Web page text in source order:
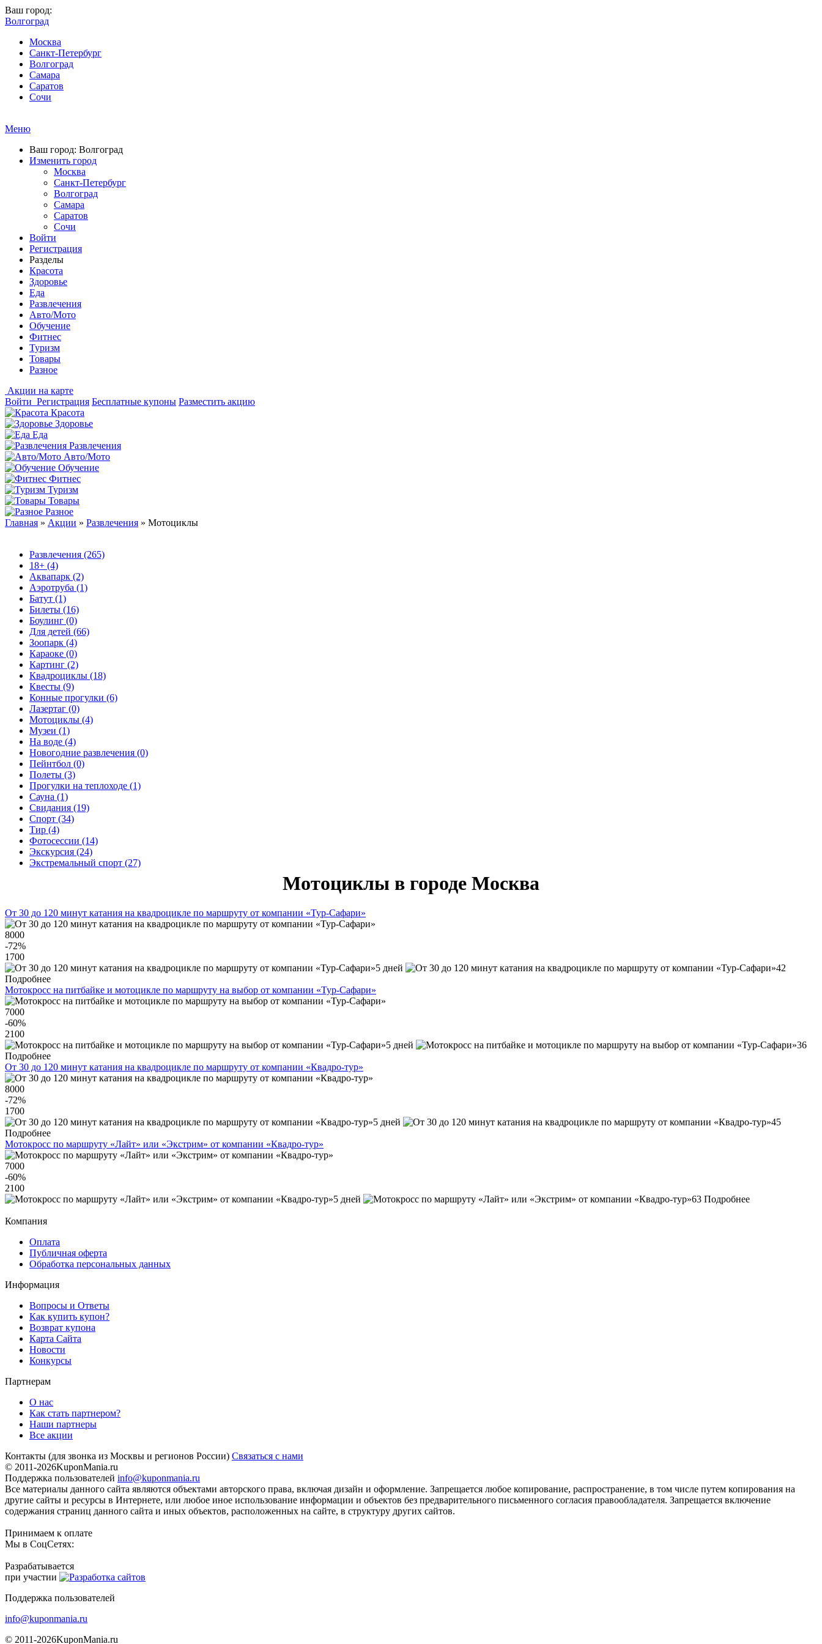
Ваш город:
Волгоград
Москва
Санкт-Петербург
Волгоград
Самара
Саратов
Сочи
Меню
Ваш город: Волгоград
Изменить город
Москва
Санкт-Петербург
Волгоград
Самара
Саратов
Сочи
Войти
Регистрация
Разделы
Красота
Здоровье
Еда
Развлечения
Авто/Мото
Обучение
Фитнес
Туризм
Товары
Разное
Акции на карте
Войти Регистрация Бесплатные купоны Разместить акцию
Красота
Здоровье
Еда
Развлечения
Авто/Мото
Обучение
Фитнес
Туризм
Товары
Разное
Главная » Акции » Развлечения » Мотоциклы
Развлечения (265)
18+ (4)
Аквапарк (2)
Аэротруба (1)
Батут (1)
Билеты (16)
Боулинг (0)
Для детей (66)
Зоопарк (4)
Караоке (0)
Картинг (2)
Квадроциклы (18)
Квесты (9)
Конные прогулки (6)
Лазертаг (0)
Мотоциклы (4)
Музеи (1)
На воде (4)
Новогодние развлечения (0)
Пейнтбол (0)
Полеты (3)
Прогулки на теплоходе (1)
Сауна (1)
Свидания (19)
Спорт (34)
Тир (4)
Фотосессии (14)
Экскурсия (24)
Экстремальный спорт (27)
Мотоциклы в городе Москва
От 30 до 120 минут катания на квадроцикле по маршруту от компании «Тур-Сафари»
8000
-72%
1700
5 дней
42
Подробнее
Мотокросс на питбайке и мотоцикле по маршруту на выбор от компании «Тур-Сафари»
7000
-60%
2100
5 дней
36
Подробнее
От 30 до 120 минут катания на квадроцикле по маршруту от компании «Квадро-тур»
8000
-72%
1700
5 дней
45
Подробнее
Мотокросс по маршруту «Лайт» или «Экстрим» от компании «Квадро-тур»
7000
-60%
2100
5 дней
63 Подробнее
Компания
Оплата
Публичная оферта
Обработка персональных данных
Информация
Вопросы и Ответы
Как купить купон?
Возврат купона
Карта Сайта
Новости
Конкурсы
Партнерам
О нас
Как стать партнером?
Наши партнеры
Все акции
Контакты (для звонка из Москвы и регионов России) Связаться с нами
© 2011-2026KuponMania.ru
Поддержка пользователей info@kuponmania.ru
Все материалы данного сайта являются объектами авторского права, включая дизайн и оформление. Запрещается любое копирование, распространение, в том числе путем копирования на
другие сайты и ресурсы в Интернете, или любое иное использование информации и объектов без предварительного письменного согласия правообладателя. Запрещается включение
содержания страниц данного сайта и иных объектов, расположенных на сайте, в структуру других сайтов.
Принимаем к оплате
Мы в СоцСетях:
Разрабатывается
при участии
Поддержка пользователей
info@kuponmania.ru
© 2011-2026KuponMania.ru